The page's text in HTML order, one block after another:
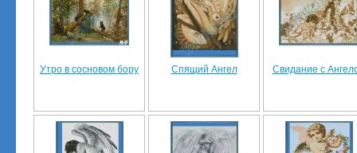
Утро в сосновом бору Спящий Ангел Свидание с